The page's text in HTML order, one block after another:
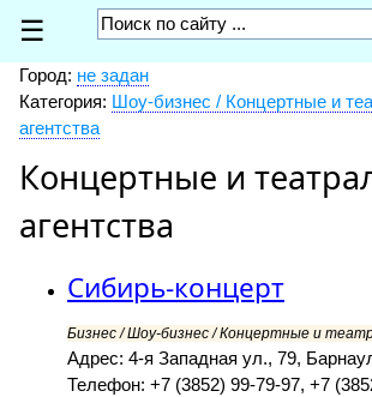
☰
Город: не задан
Категория: Шоу-бизнес / Концертные и
агентства
Концертные и
агентства
Сибирь-концерт
Бизнес / Шоу-бизнес / Концертные и
Адрес: 4-я Западная ул., 79,
Телефон: +7 (3852) 99-79-97, +7